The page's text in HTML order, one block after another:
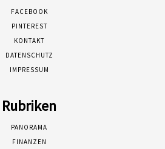
FACEBOOK
PINTEREST
KONTAKT
DATENSCHUTZ
IMPRESSUM
Rubriken
PANORAMA
FINANZEN